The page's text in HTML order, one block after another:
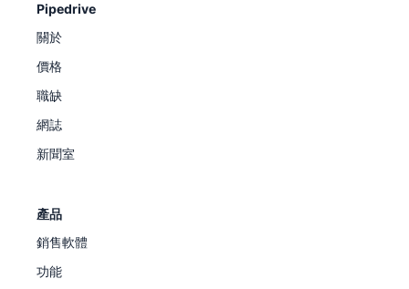
Pipedrive
關於
價格
職缺
網誌
新聞室
產品
銷售軟體
功能